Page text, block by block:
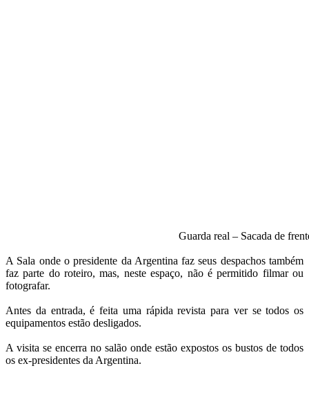
Guarda real – Sacada de
A Sala onde o presidente da Argentina faz seus despachos também
faz parte do roteiro, mas, neste espaço, não é permitido filmar ou
fotografar.
Antes da entrada, é feita uma rápida revista para ver se todos os
equipamentos estão desligados.
A visita se encerra no salão onde estão expostos os bustos de todos
os ex-presidentes da Argentina.